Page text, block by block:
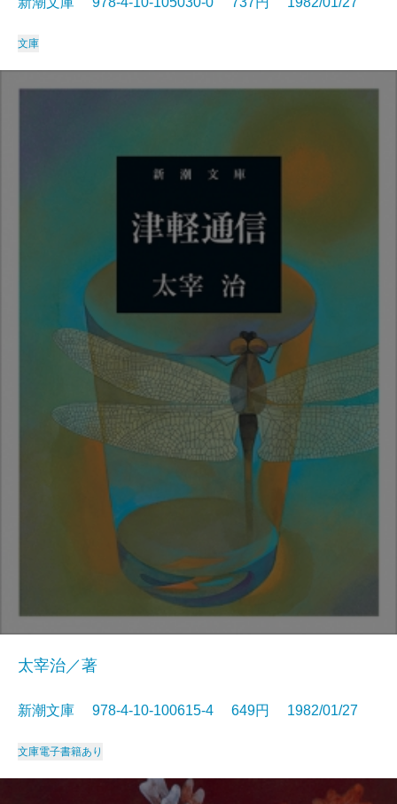
文庫
太宰治／著
新潮文庫 978-4-10-100615-4 649円 1982/01/27
文庫電子書籍あり